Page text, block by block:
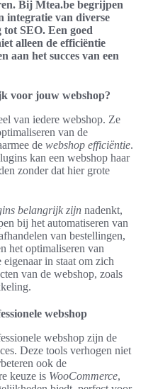
Bij Mtea.be begrijpen
integratie van diverse
SEO. Een goed
alleen de efficiëntie
aan het succes van een
voor jouw webshop?
van iedere webshop. Ze
van de
de webshop efficiëntie.
kan een webshop haar
zonder dat hier grote
belangrijk zijn nadenkt,
bij het automatiseren van
van bestellingen,
het optimaliseren van
in staat om zich
van de webshop, zoals
webshop
webshop zijn de
Deze tools verhogen niet
ook de
keuze is WooCommerce,